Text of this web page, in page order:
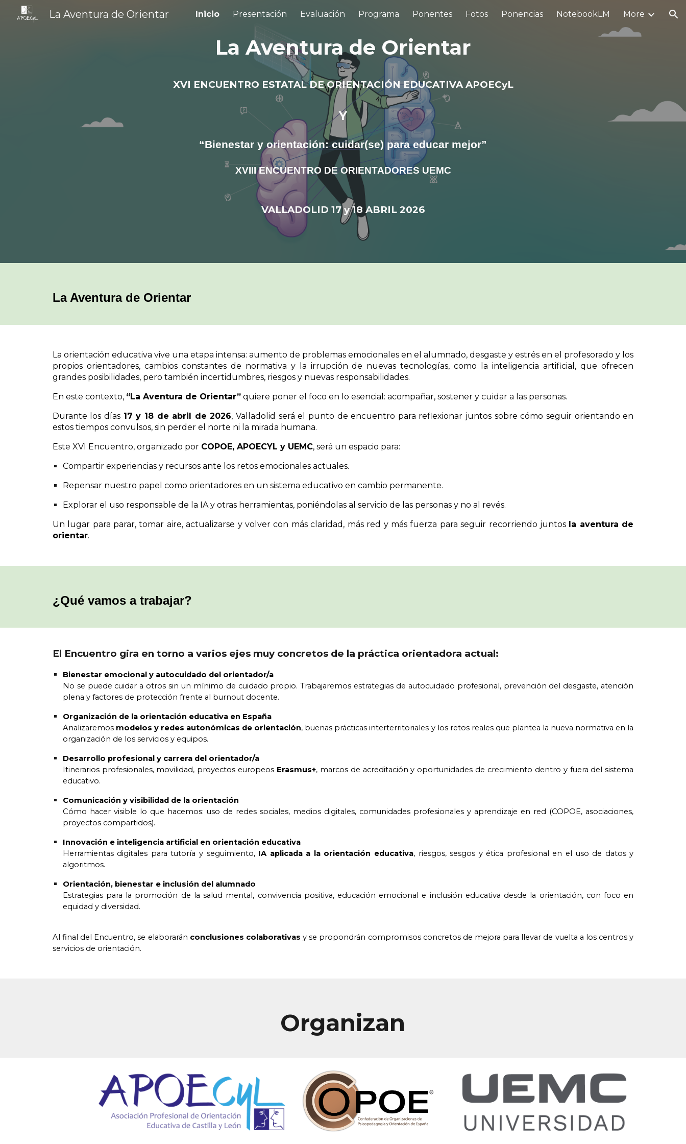
Skip to main content Skip to navigation
La Aventura de Orientar Inicio Presentación Evaluación Programa Ponentes Fotos Ponencias NotebookLM More
LaAventura de Orientar
XVI ENCUENTRO ESTATAL DE ORIENTACIÓN EDUCATIVA APOECyL
Y
“Bienestar y orientación: cuidar(se) para educar mejor”
XVIII ENCUENTRO DE ORIENTADORES UEMC
VALLADOLID 17 y 18 ABRIL 2026
La Aventura de Orientar
La orientación educativa vive una etapa intensa: aumento de problemas emocionales en el alumnado, desgaste y estrés en el profesorado y los
propios orientadores, cambios constantes de normativa y la irrupción de nuevas tecnologías, como la inteligencia artificial, que ofrecen
grandes posibilidades, pero también incertidumbres, riesgos y nuevas responsabilidades.
En este contexto, “La Aventura de Orientar”quiere poner el foco en lo esencial: acompañar, sostener y cuidar a las personas.
Durante los días 17 y 18 de abril de 2026, Valladolid será el punto de encuentro para reflexionar juntos sobre cómo seguir orientando en
estos tiempos convulsos, sin perder el norte ni la mirada humana.
Este XVI Encuentro, organizado por COPOE, APOECYL y UEMC, será un espacio para:
Compartir experiencias y recursos ante los retos emocionales actuales.
Repensar nuestro papel como orientadores en un sistema educativo en cambio permanente.
Explorar el uso responsable de la IA y otras herramientas, poniéndolas al servicio de las personas y no al revés.
Un lugar para parar, tomar aire, actualizarse y volver con más claridad, más red y más fuerza para seguir recorriendo juntos la aventura de
orientar.
¿Qué vamos a trabajar?
El Encuentro gira en torno a varios ejes muy concretos de la práctica orientadora actual:
Bienestar emocional y autocuidado del orientador/a
No se puede cuidar a otros sin un mínimo de cuidado propio. Trabajaremos estrategias de autocuidado profesional, prevención del desgaste, atención
plena y factores de protección frente al burnout docente.
Organización de la orientación educativa en España
Analizaremos modelos y redes autonómicas de orientación, buenas prácticas interterritoriales y los retos reales que plantea la nueva normativa en la
organización de los servicios y equipos.
Desarrollo profesional y carrera del orientador/a
Itinerarios profesionales, movilidad, proyectos europeos Erasmus+, marcos de acreditación y oportunidades de crecimiento dentro y fuera del sistema
educativo.
Comunicación y visibilidad de la orientación
Cómo hacer visible lo que hacemos: uso de redes sociales, medios digitales, comunidades profesionales y aprendizaje en red (COPOE, asociaciones,
proyectos compartidos).
Innovación e inteligencia artificial en orientación educativa
Herramientas digitales para tutoría y seguimiento, IA aplicada a la orientación educativa, riesgos, sesgos y ética profesional en el uso de datos y
algoritmos.
Orientación, bienestar e inclusión del alumnado
Estrategias para la promoción de la salud mental, convivencia positiva, educación emocional e inclusión educativa desde la orientación, con foco en
equidad y diversidad.
Al final del Encuentro, se elaborarán conclusiones colaborativas y se propondrán compromisos concretos de mejora para llevar de vuelta a los centros y
servicios de orientación.
Organizan